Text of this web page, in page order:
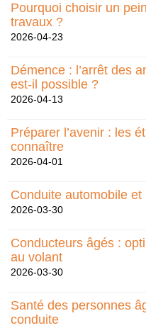
Pourquoi choisir un
travaux ?
2026-04-23
Démence : l’arrêt des
est-il possible ?
2026-04-13
Préparer l’avenir : les
connaître
2026-04-01
Conduite automobile
2026-03-30
Conducteurs âgés :
au volant
2026-03-30
Santé des personnes
conduite